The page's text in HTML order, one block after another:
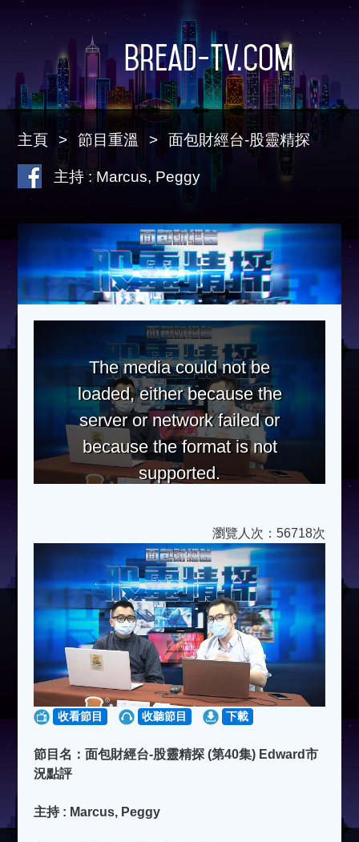
Bread-TV.com
主頁 節目重溫 面包財經台-股靈精探
主持 : Marcus, Peggy
The media could not be
loaded, either because the
server or network failed or
because the format is not
supported.
瀏覽人次：56718次
收看節目 收聽節目 下載
節目名：面包財經台-股靈精探 (第40集) Edward市
況點評
主持 : Marcus, Peggy